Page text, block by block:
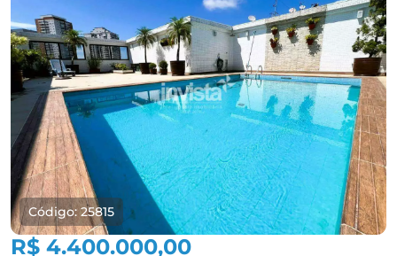
Código: 25815
R$ 4.400.000,00